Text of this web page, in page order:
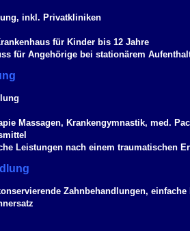
inkl. Privatkliniken
für Kinder bis 12 Jahre
für Angehörige bei stationärem
Massagen, Krankengymnastik, med.
Leistungen nach einem traumatischen
Zahnbehandlungen,